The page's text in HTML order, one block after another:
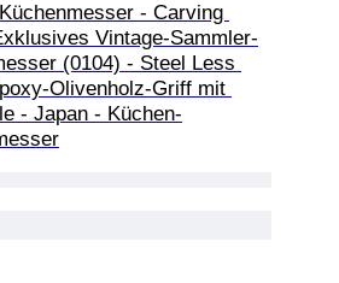
- Carving
Vintage-Sammler-
(0104) - Steel Less
Olivenholz-Griff mit
- Japan - Küchen-